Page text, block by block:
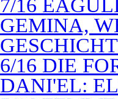
7/16
GEMINA,
6/16 DIE
DANI'EL: